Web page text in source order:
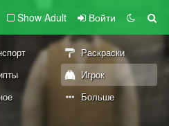
Show Adult Войти
Раскраски
Игрок
Больше